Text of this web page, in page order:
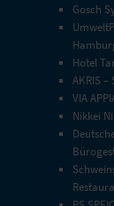
Gosch
Hotel
AKRIS
VIA
Nikkei